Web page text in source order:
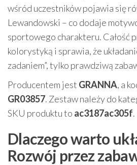
wśród uczestników pojawia się
Lewandowski – co dodaje
sportowego charakteru. Całość
kolorystyką i sprawia, że
zadaniem”, tylko prawdziwą
Producentem jest GRANNA, a
GR03857. Zestaw należy do
SKU produktu to ac3187ac305f.
Dlaczego warto
Rozwój przez